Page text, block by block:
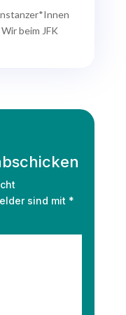
beim JFK
sind mit *